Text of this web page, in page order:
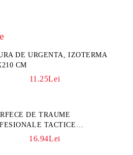
DE URGENTA, IZOTERMA
CM
11.25Lei
DE TRAUME
TACTICE
KAKI
16.94Lei